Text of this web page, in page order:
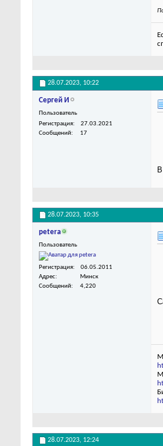
28.07.2023, 10:22
Сергей И
Пользователь
Регистрация
27.03.2021
Сообщений
17
28.07.2023, 10:35
petera
Пользователь
Регистрация
06.05.2011
Адрес
Минск
Сообщений
4,220
28.07.2023, 12:24